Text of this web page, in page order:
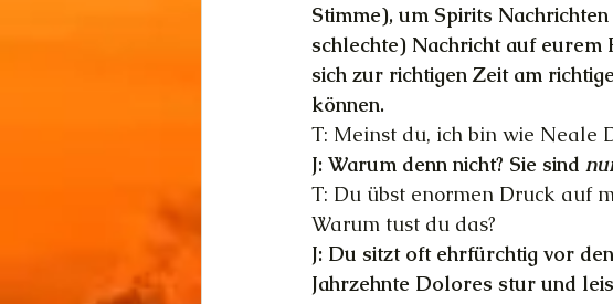
Stimme), um Spirits
schlechte) Nachricht auf eurem
sich zur richtigen Zeit am
können.
T: Meinst du, ich bin wie Neale
J: Warum denn nicht? Sie sind
T: Du übst enormen Druck auf
Warum tust du das?
J: Du sitzt oft ehrfürchtig vor
Jahrzehnte Dolores stur und